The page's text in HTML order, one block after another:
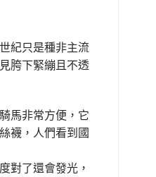
紀只是種非主流
胯下緊繃且不透
馬非常方便，它
襪，人們看到國
對了還會發光，